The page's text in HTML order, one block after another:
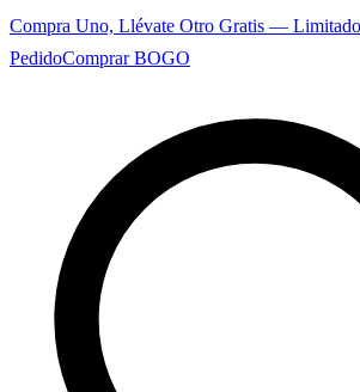
Compra Uno, Llévate Otro Gratis —
PedidoComprar BOGO